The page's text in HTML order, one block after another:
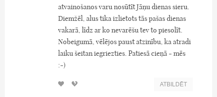
atvainošanos varu nosūtīt Jāņu dienas sieru.
Diemžēl, alus tika izlietots tās pašas dienas
vakarā, līdz ar ko nevarēšu tev to piesolīt.
Nobeigumā, vēlējos paust atzinību, ka atradi
laiku šeitan iegriezties. Patiesā cieņā - mēs
:-)
ATBILDĒT